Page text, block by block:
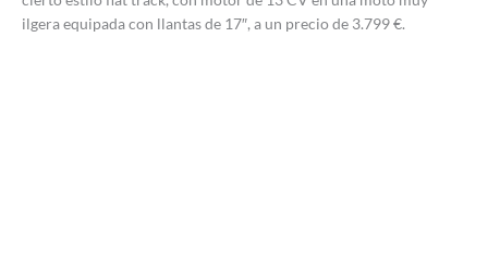
ilgera equipada con llantas de 17″, a un precio de 3.799 €.